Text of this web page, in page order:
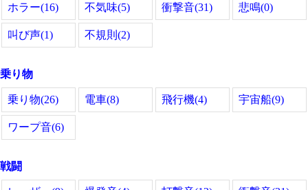
ホラー(16) 不気味(5) 衝撃音(31) 悲鳴(0)
叫び声(1) 不規則(2)
乗り物
乗り物(26) 電車(8) 飛行機(4) 宇宙船(9)
ワープ音(6)
戦闘